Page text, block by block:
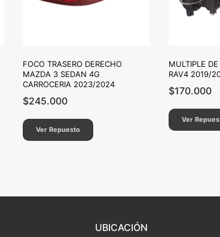
FOCO TRASERO DERECHO
MAZDA 3 SEDAN 4G
CARROCERIA 2023/2024
$245.000
Ver Repuesto
MULTIPLE
RAV4 2019/
$170.000
Ver
UBICACIÓN